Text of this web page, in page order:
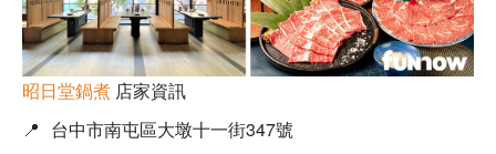
昭日堂鍋煮 店家資訊
📍 台中市南屯區大墩十一街347號